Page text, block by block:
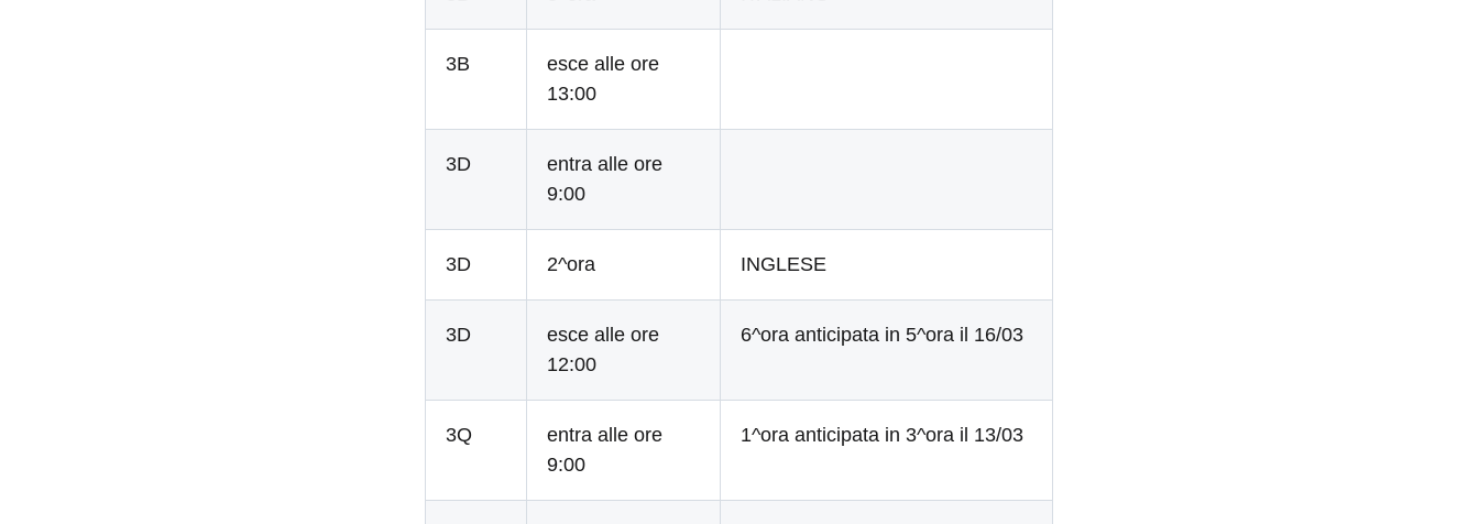
3B
esce alle ore
13:00
3D
entra alle ore
9:00
3D 2^ora INGLESE
3D
esce alle ore
12:00
6^ora anticipata in 5^ora il 16/03
3Q
entra alle ore
9:00
1^ora anticipata in 3^ora il 13/03